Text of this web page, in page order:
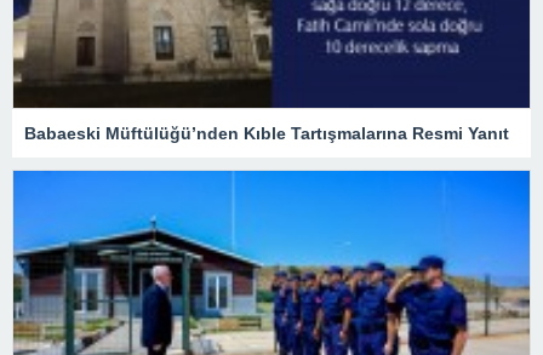
Babaeski Müftülüğü’nden Kıble Tartışmalarına Resmi Yanıt